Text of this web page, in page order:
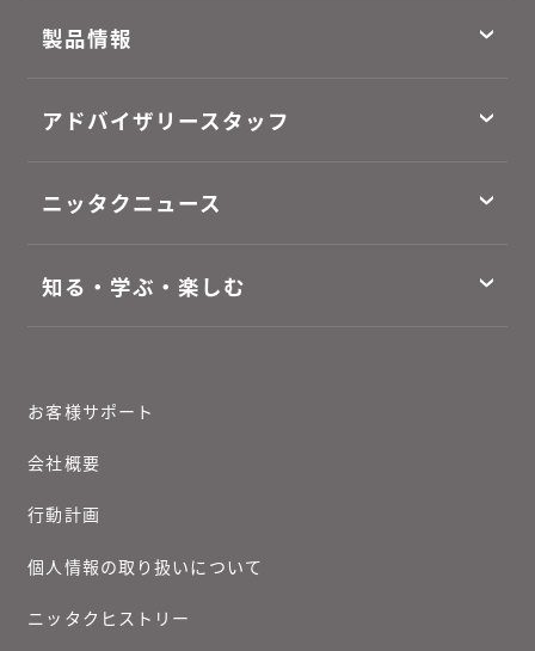
製品情報
アドバイザリースタッフ
ニッタクニュース
知る・学ぶ・楽しむ
お客様サポート
会社概要
行動計画
個人情報の取り扱いについて
ニッタクヒストリー